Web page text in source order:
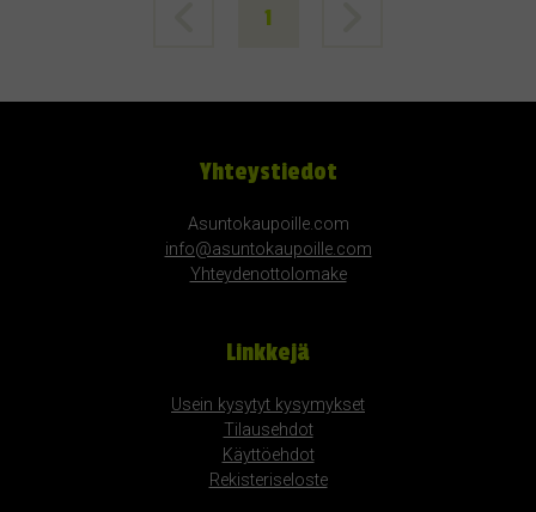
1
Yhteystiedot
Asuntokaupoille.com
info@asuntokaupoille.com
Yhteydenottolomake
Linkkejä
Usein kysytyt kysymykset
Tilausehdot
Käyttöehdot
Rekisteriseloste